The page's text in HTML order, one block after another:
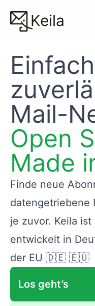
Keila
Mail-
Open
Made
Finde neue
datengetriebene
je zuvor. Keila
entwickelt in
der EU 🇩🇪 🇪🇺
Los geht’s